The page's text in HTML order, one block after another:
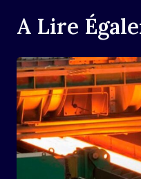
A Lire